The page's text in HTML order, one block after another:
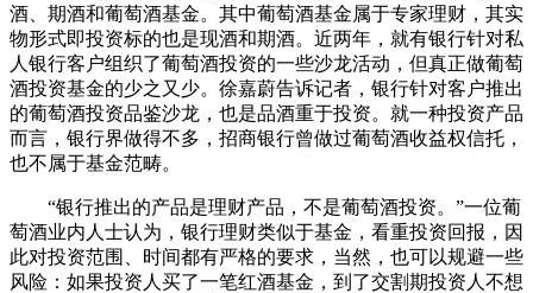
酒、期酒和葡萄酒基金。其中葡萄酒基金属于专家理财，其实
物形式即投资标的也是现酒和期酒。近两年，就有银行针对私
人银行客户组织了葡萄酒投资的一些沙龙活动，但真正做葡萄
酒投资基金的少之又少。徐嘉蔚告诉记者，银行针对客户推出
的葡萄酒投资品鉴沙龙，也是品酒重于投资。就一种投资产品
而言，银行界做得不多，招商银行曾做过葡萄酒收益权信托，
也不属于基金范畴。
“银行推出的产品是理财产品，不是葡萄酒投资。”一位葡
萄酒业内人士认为，银行理财类似于基金，看重投资回报，因
此对投资范围、时间都有严格的要求，当然，也可以规避一些
风险：如果投资人买了一笔红酒基金，到了交割期投资人不想